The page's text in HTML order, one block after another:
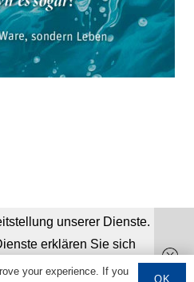
your experience. If you
OK
unserer Dienste.
erklären Sie sich
Cookies verwenden.